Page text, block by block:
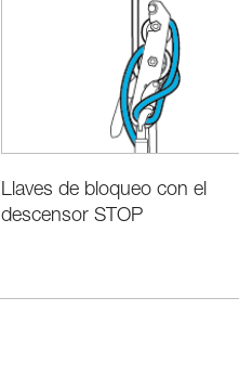
Llaves de bloqueo con el
descensor STOP